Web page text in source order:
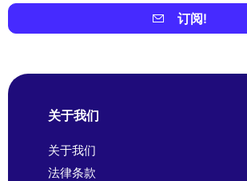
订阅!
关于我们
关于我们
法律条款